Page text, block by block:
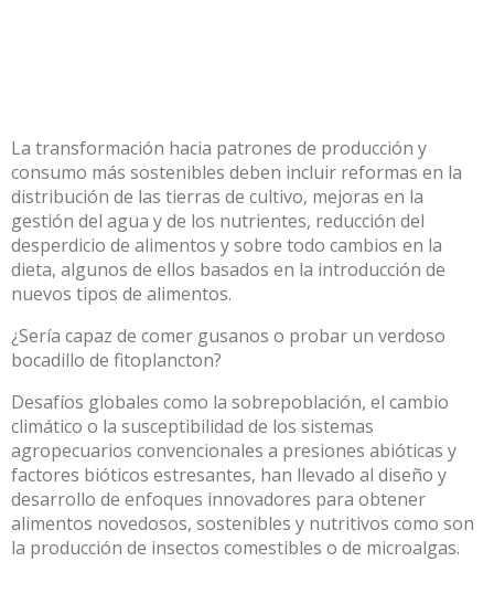
La transformación hacia patrones de producción y
consumo más sostenibles deben incluir reformas en la
distribución de las tierras de cultivo, mejoras en la
gestión del agua y de los nutrientes, reducción del
desperdicio de alimentos y sobre todo cambios en la
dieta, algunos de ellos basados en la introducción de
nuevos tipos de alimentos.
¿Sería capaz de comer gusanos o probar un verdoso
bocadillo de fitoplancton?
Desafíos globales como la sobrepoblación, el cambio
climático o la susceptibilidad de los sistemas
agropecuarios convencionales a presiones abióticas y
factores bióticos estresantes, han llevado al diseño y
desarrollo de enfoques innovadores para obtener
alimentos novedosos, sostenibles y nutritivos como son
la producción de insectos comestibles o de microalgas.